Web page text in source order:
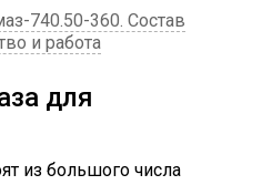
740.50-360. Состав
и работа
для
из большого числа